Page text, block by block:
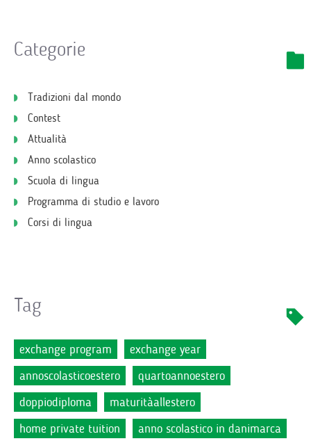
Categorie
Tradizioni dal mondo
Contest
Attualità
Anno scolastico
Scuola di lingua
Programma di studio e lavoro
Corsi di lingua
Tag
exchange program
exchange year
annoscolasticoestero
quartoannoestero
doppiodiploma
maturitàallestero
home private tuition
anno scolastico in danimarca